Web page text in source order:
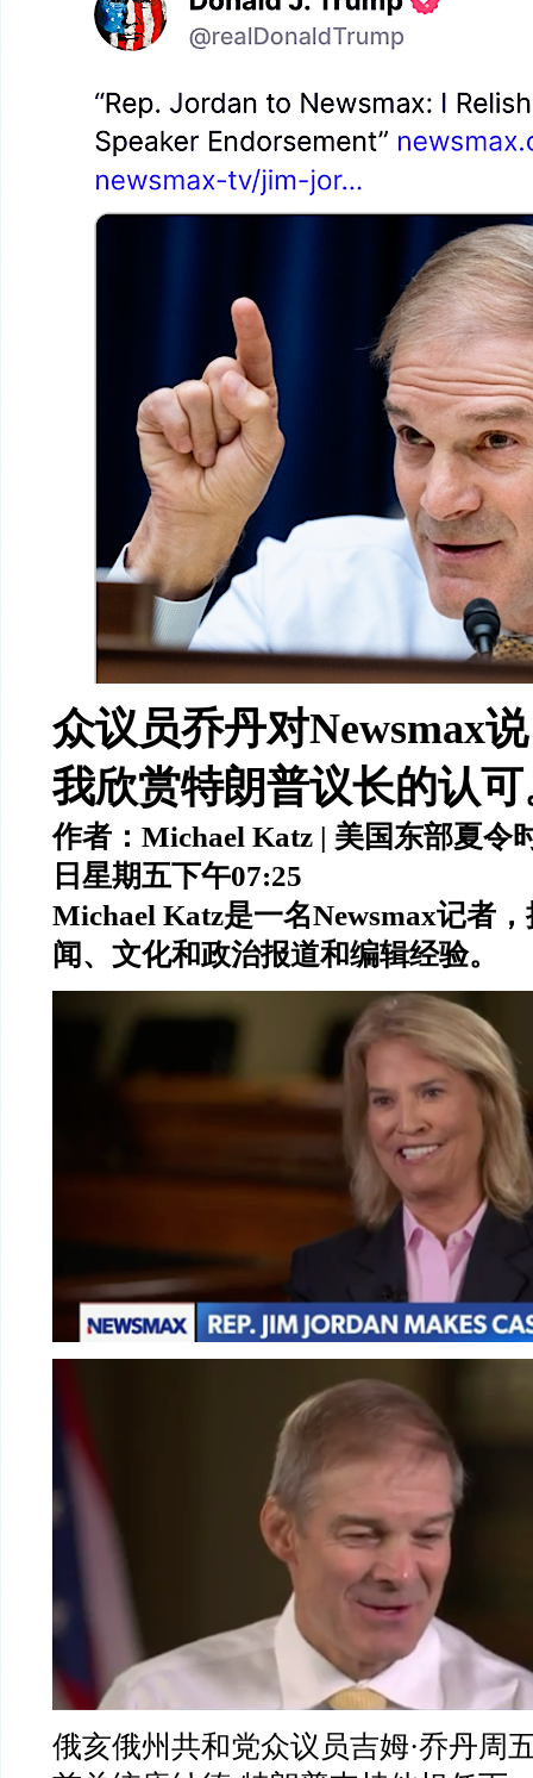
众议员乔丹对Newsmax
我欣赏特朗普议长的认可
作者： Michael Katz | 美国东部夏令
日星期五下午07:25
Michael Katz是一名Newsmax记者，
闻、文化和政治报道和编辑经验。
俄亥俄州共和党众议员吉姆·乔丹周